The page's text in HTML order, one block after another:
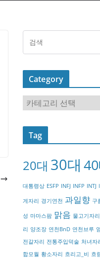
Category
a
t
o
y
Tag
20대 30대
대통령상 ESFP INFJ INFP INTJ
게자리 경기연천 과일향 구
성 마마스팜 맑음 물고기자리
리 양조장 연천BnD 연천브루
전갈자리 전통주입덕술 처녀자
합모월 황소자리 흐리고_비 흐